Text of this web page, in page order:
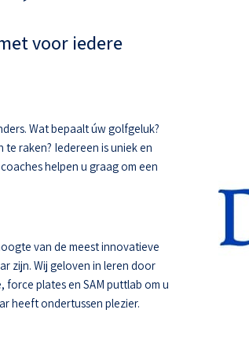
voor iedere
Wat bepaalt úw golfgeluk?
raken? Iedereen is uniek en
helpen u graag om een
van de meest innovatieve
zijn. Wij geloven in leren door
plates en SAM puttlab om u
heeft ondertussen plezier.